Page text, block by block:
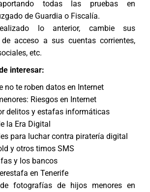
todas las pruebas en
de Guardia o Fiscalía.
lo anterior, cambie sus
de acceso a sus cuentas corrientes,
etc.
interesar:
no te roben datos en Internet
Riesgos en Internet
delitos y estafas informáticas
la Era Digital
para luchar contra piratería digital
y otros timos SMS
y los bancos
en Tenerife
fotografías de hijos menores en